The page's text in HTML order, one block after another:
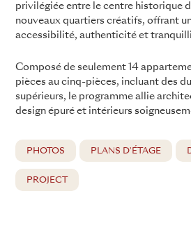
privilégiée entre le centre historique
nouveaux quartiers créatifs, offrant
accessibilité, authenticité et
Composé de seulement 14
pièces au cinq-pièces, incluant des
supérieurs, le programme allie
design épuré et intérieurs
PHOTOS PLANS D'ÉTAGE
PROJECT